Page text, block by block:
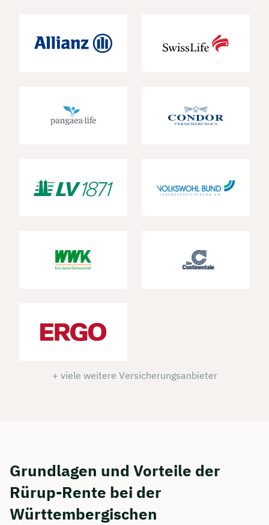
+ viele weitere Versicherungsanbieter
Grundlagen und Vorteile der
Rürup-Rente bei der
Württembergischen